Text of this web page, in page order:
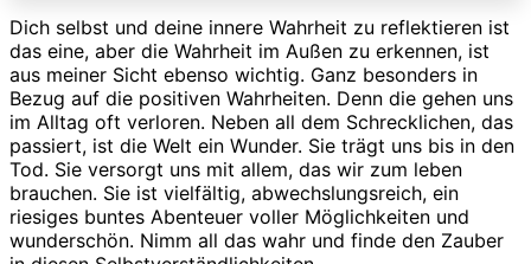
Dich selbst und deine innere Wahrheit zu reflektieren ist
das eine, aber die Wahrheit im Außen zu erkennen, ist
aus meiner Sicht ebenso wichtig. Ganz besonders in
Bezug auf die positiven Wahrheiten. Denn die gehen uns
im Alltag oft verloren. Neben all dem Schrecklichen, das
passiert, ist die Welt ein Wunder. Sie trägt uns bis in den
Tod. Sie versorgt uns mit allem, das wir zum leben
brauchen. Sie ist vielfältig, abwechslungsreich, ein
riesiges buntes Abenteuer voller Möglichkeiten und
wunderschön. Nimm all das wahr und finde den Zauber